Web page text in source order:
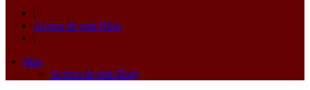
|
Acerca de este Blog
|
Más
Acerca de este Blog